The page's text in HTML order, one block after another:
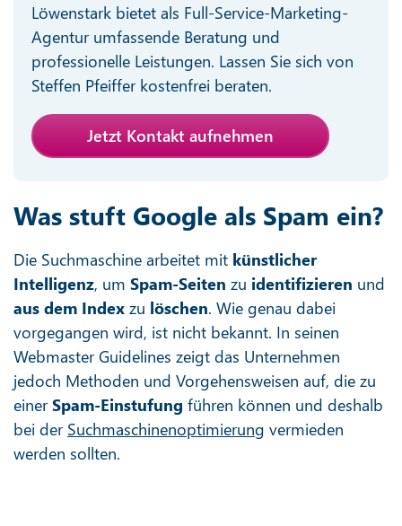
Löwenstark bietet als Full-Service-Marketing-
Agentur umfassende Beratung und
professionelle Leistungen. Lassen Sie sich von
Steffen Pfeiffer kostenfrei beraten.
Jetzt Kontakt aufnehmen
Was stuft Google als Spam ein?
Die Suchmaschine arbeitet mit künstlicher
Intelligenz, um Spam-Seiten zu identifizieren und
aus dem Index zu löschen. Wie genau dabei
vorgegangen wird, ist nicht bekannt. In seinen
Webmaster Guidelines zeigt das Unternehmen
jedoch Methoden und Vorgehensweisen auf, die zu
einerSpam-Einstufung führen können und deshalb
bei der Suchmaschinenoptimierung vermieden
werden sollten.